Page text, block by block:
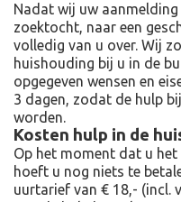
Nadat wij uw
zoektocht, naar een
volledig van u over. Wij
huishouding bij u in de
opgegeven wensen en
3 dagen, zodat de hulp
worden.
Kosten hulp in de
Op het moment dat u
hoeft u nog niets te
uurtarief van € 18,- (incl.